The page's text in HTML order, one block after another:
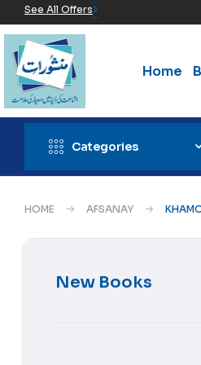
See All Offers
Home
Categories
HOME AFSANAY
New Books